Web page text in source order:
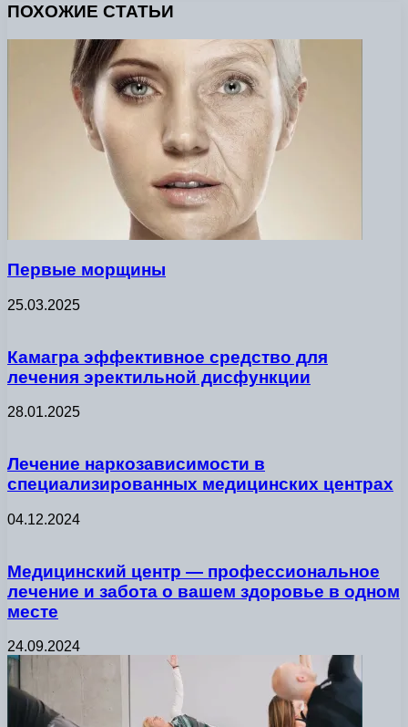
ПОХОЖИЕ СТАТЬИ
Первые морщины
25.03.2025
Камагра эффективное средство для
лечения эректильной дисфункции
28.01.2025
Лечение наркозависимости в
специализированных медицинских центрах
04.12.2024
Медицинский центр — профессиональное
лечение и забота о вашем здоровье в одном
месте
24.09.2024